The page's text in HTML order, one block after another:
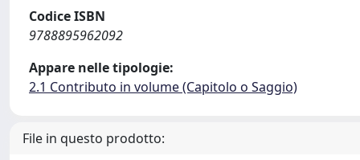
Codice ISBN
9788895962092
Appare nelle tipologie:
2.1 Contributo in volume (Capitolo o Saggio)
File in questo prodotto: